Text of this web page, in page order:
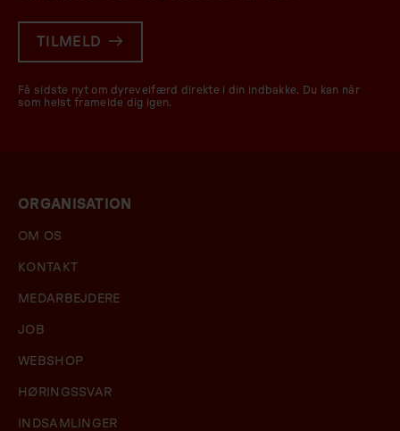
TILMELD
Få sidste nyt om dyrevelfærd direkte i din indbakke. Du kan når
som helst framelde dig igen.
ORGANISATION
OM OS
KONTAKT
MEDARBEJDERE
JOB
WEBSHOP
HØRINGSSVAR
INDSAMLINGER